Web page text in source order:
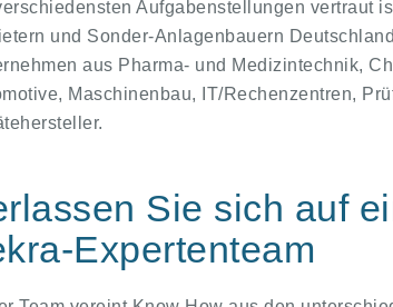
Aufgabenstellungen vertraut
und Sonder-Anlagenbauern
aus Pharma- und Medizintechnik,
Maschinenbau, IT/Rechenzentren,
Sie sich auf
Expertenteam